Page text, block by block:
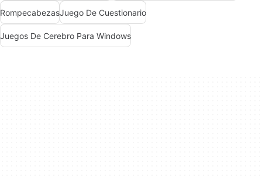
RompecabezasJuego De Cuestionario
Juegos De Cerebro Para Windows